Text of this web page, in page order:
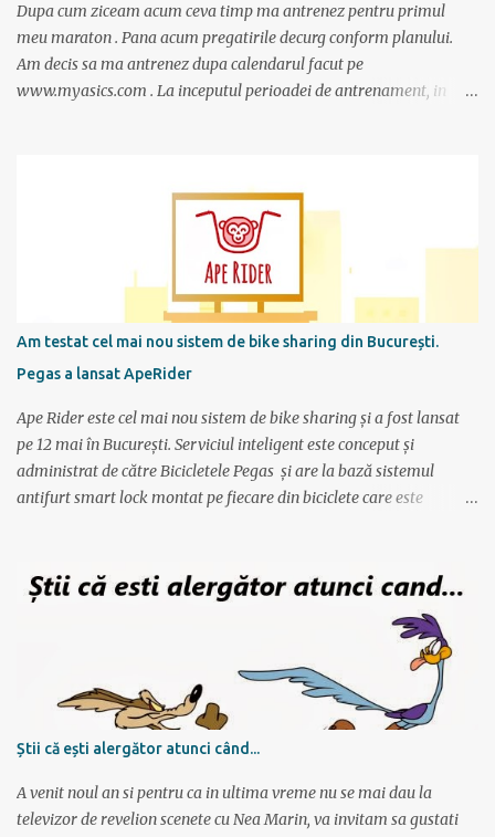
Dupa cum ziceam acum ceva timp ma antrenez pentru primul
meu maraton . Pana acum pregatirile decurg conform planului.
Am decis sa ma antrenez dupa calendarul facut pe
www.myasics.com . La inceputul perioadei de antrenament, in
saptamana imi propun sa alerg (de doua ori), care sunt zilele
preferate de antrenament. Apoi site-ul mi-a generat un calendar
pentru urmatoarele luni imi care mi se spune cati km am de
alergat la fiecare antrenament si ce timp ar trebui sa scot.
Consider ca este un program foarte bun mai ales ca nu am un
antrenor asa cum au sportivii profesionisti si oricine si-l poate crea
foarte simplu; se alterneaza antrenamente mai scurte cu
antrenamente mai lungi, apoi din nou mai scurte dar trebuie
obtinuti timpi mai buni, ceea ce fortifica muschii si creeaza cadrul
pentru a avansa apoi...
Am testat cel mai nou sistem de bike sharing din București.
Pegas a lansat ApeRider
Ape Rider este cel mai nou sistem de bike sharing și a fost lansat
pe 12 mai în București. Serviciul inteligent este conceput și
administrat de către Bicicletele Pegas și are la bază sistemul
antifurt smart lock montat pe fiecare din biciclete care este
intermediul aplicației. Reprezentanții Pegas anunțaseră de mai
multă vreme că vor să lanseze un serviciu de rent-a-bike,
închiriere biciclete, bike sharing, și iată că acum s-a si concretizat.
Încă de la aflarea primelor vești am fost interesat să văd cum va
funcționa sistemul pentru că, pe lângă alte astfel de servicii,
ApeRider aduce ceva inovator: bicicletele stau pe stradă, în niște
locuri prestabilite și marcate pe hartă, iar utilizatorul deschide
aplicația, vede unde este cea mai apropiată bicicletă, scaneaza
codul QR și ia bicicleta. Bicicletele nu sunt păzite, dar sunt asigur...
Știi că ești alergător atunci când...
A venit noul an si pentru ca in ultima vreme nu se mai dau la
televizor de revelion scenete cu Nea Marin, va invitam sa gustati